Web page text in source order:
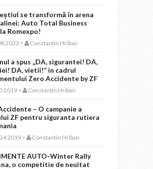
se transformă în arena
Auto Total Business
Romexpo!
2023 - Constantin Hriban
a spus „DA, sigurantei! DA,
DA, vietii!” in cadrul
Zero Accidente by ZF
2019 - Constantin Hriban
– O campanie a
ZF pentru siguranta rutiera
2019 - Constantin Hriban
AUTO-Winter Rally
o competitie de neuitat